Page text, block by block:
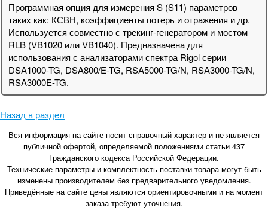
Программная опция для измерения S (S11) параметров
таких как: КСВН, коэффициенты потерь и отражения и др.
Используется совместно с трекинг-генератором и мостом
RLB (VB1020 или VB1040). Предназначена для
использования с анализаторами спектра Rigol серии
DSA1000-TG, DSA800/E-TG, RSA5000-TG/N, RSA3000-TG/N,
RSA3000E-TG.
Назад в раздел
Вся информация на сайте носит справочный характер и не является
публичной офертой, определяемой положениями статьи 437
Гражданского кодекса Российской Федерации.
Технические параметры и комплектность поставки товара могут быть
изменены производителем без предварительного уведомления.
Приведённые на сайте цены являются ориентировочными и на момент
заказа требуют уточнения.